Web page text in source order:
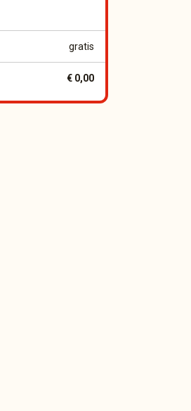
gratis
€ 0,00